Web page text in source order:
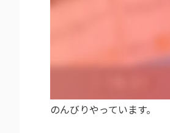
のんびりやっています。